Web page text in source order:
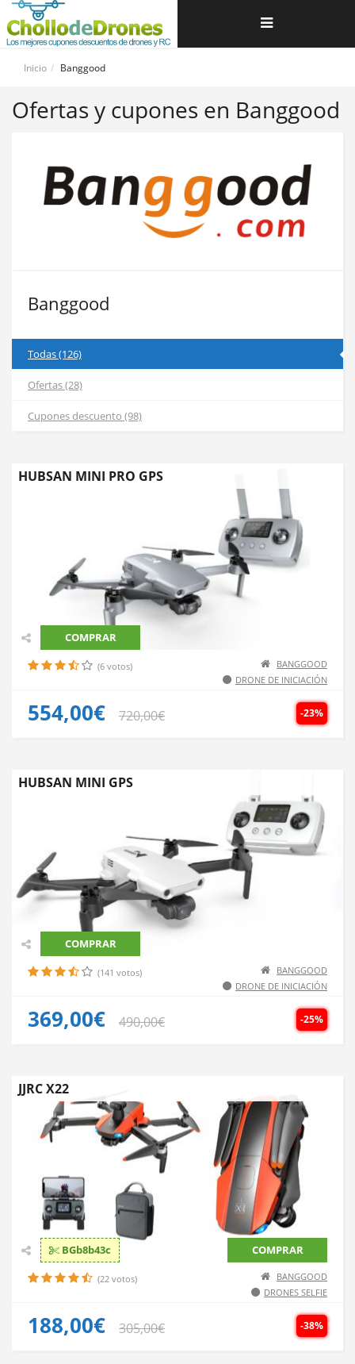
Navegación
Inicio Banggood
Ofertas y cupones en Banggood
Banggood
Todas (126)
Ofertas (28)
Cupones descuento (98)
HUBSAN MINI PRO GPS
COMPRAR
(6 votos)
BANGGOOD
DRONE DE INICIACIÓN
-23%
554,00€ 720,00€
HUBSAN MINI GPS
COMPRAR
(141 votos)
BANGGOOD
DRONE DE INICIACIÓN
-25%
369,00€ 490,00€
JJRC X22
BGb8b43c COMPRAR
(22 votos)
BANGGOOD
DRONES SELFIE
-38%
188,00€ 305,00€